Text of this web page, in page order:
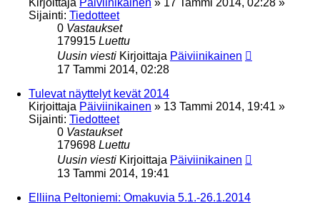
Sijainti: Tiedotteet
0 Vastaukset
179915 Luettu
Uusin viesti Kirjoittaja Päiviinikainen
17 Tammi 2014, 02:28
Tulevat näyttelyt kevät 2014
Kirjoittaja Päiviinikainen » 13 Tammi 2014, 19:41 »
Sijainti: Tiedotteet
0 Vastaukset
179698 Luettu
Uusin viesti Kirjoittaja Päiviinikainen
13 Tammi 2014, 19:41
Elliina Peltoniemi: Omakuvia 5.1.-26.1.2014